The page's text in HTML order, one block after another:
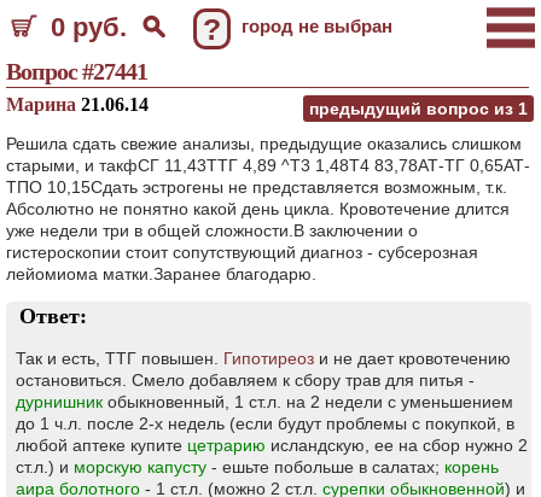
0 руб. ? город не выбран
Вопрос #27441
предыдущий вопрос из 1
Марина 21.06.14
Решила сдать свежие анализы, предыдущие оказались слишком
старыми, и такфСГ 11,43ТТГ 4,89 ^Т3 1,48Т4 83,78АТ-ТГ 0,65АТ-
ТПО 10,15Сдать эстрогены не представляется возможным, т.к.
Абсолютно не понятно какой день цикла. Кровотечение длится
уже недели три в общей сложности.В заключении о
гистероскопии стоит сопутствующий диагноз - субсерозная
лейомиома матки.Заранее благодарю.
Ответ:
Так и есть, ТТГ повышен. Гипотиреоз и не дает кровотечению
остановиться. Смело добавляем к сбору трав для питья -
дурнишник обыкновенный, 1 ст.л. на 2 недели с уменьшением
до 1 ч.л. после 2-х недель (если будут проблемы с покупкой, в
любой аптеке купите цетрарию исландскую, ее на сбор нужно 2
ст.л.) и морскую капусту - ешьте побольше в салатах; корень
аира болотного - 1 ст.л. (можно 2 ст.л. сурепки обыкновенной) и